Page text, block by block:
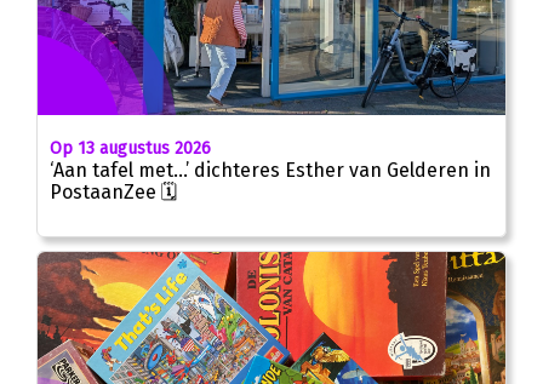
Op 13 augustus 2026
‘Aan tafel met…’ dichteres Esther van Gelderen in
PostaanZee 🗓